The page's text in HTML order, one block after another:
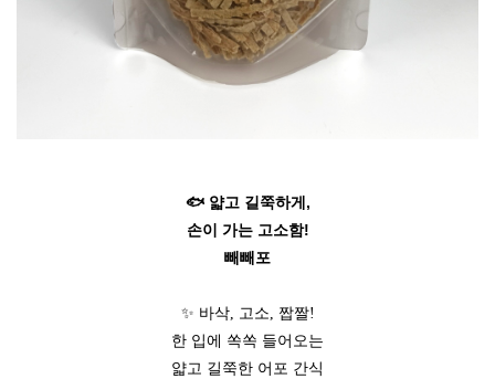
🐟 얇고 길쭉하게,
손이 가는 고소함!
빼빼포
✨ 바삭, 고소, 짭짤!
한 입에 쏙쏙 들어오는
얇고 길쭉한 어포 간식